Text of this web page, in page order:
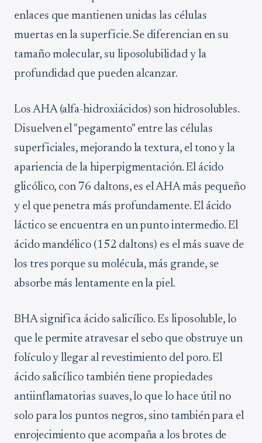
enlaces que mantienen unidas las células
muertas en la superficie. Se diferencian en su
tamaño molecular, su liposolubilidad y la
profundidad que pueden alcanzar.
Los AHA (alfa-hidroxiácidos) son hidrosolubles.
Disuelven el "pegamento" entre las células
superficiales, mejorando la textura, el tono y la
apariencia de la hiperpigmentación. El ácido
glicólico, con 76 daltons, es el AHA más pequeño
y el que penetra más profundamente. El ácido
láctico se encuentra en un punto intermedio. El
ácido mandélico (152 daltons) es el más suave de
los tres porque su molécula, más grande, se
absorbe más lentamente en la piel.
BHA significa ácido salicílico. Es liposoluble, lo
que le permite atravesar el sebo que obstruye un
folículo y llegar al revestimiento del poro. El
ácido salicílico también tiene propiedades
antiinflamatorias suaves, lo que lo hace útil no
solo para los puntos negros, sino también para el
enrojecimiento que acompaña a los brotes de